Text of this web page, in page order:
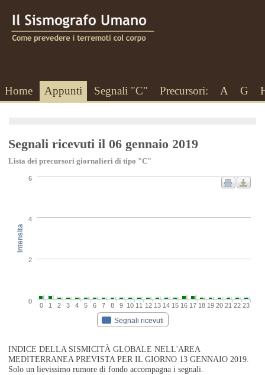
Home Appunti Segnali "C" Precursori: A G
Segnali ricevuti il 06 gennaio 2019
Lista dei precursori giornalieri di tipo "C"
Intensita
Segnali ricevuti
0 1 2 3 4 5 6 7 8 9 10 11 12 13 14 15 16 17 18 19 20 21 22 23
0
2
4
6
INDICE DELLA SISMICITÀ GLOBALE NELL'AREA
MEDITERRANEA PREVISTA PER IL GIORNO 13 GENNAIO 2019.
Solo un lievissimo rumore di fondo accompagna i segnali.